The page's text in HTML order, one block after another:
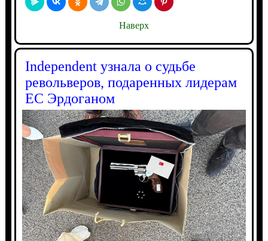
Наверх
Independent узнала о судьбе
револьверов, подаренных лидерам
ЕС Эрдоганом